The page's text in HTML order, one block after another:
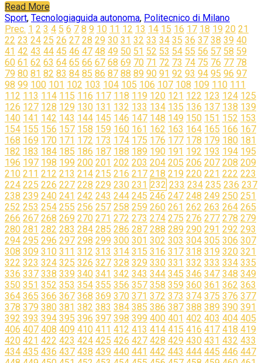
Read More
Sport, Tecnologiaguida autonoma, Politecnico di Milano
Navigazione
articoli
Prec. 1 2 3 4 5 6 7 8 9 10 11 12 13 14 15 16 17 18 19 20 21
22 23 24 25 26 27 28 29 30 31 32 33 34 35 36 37 38 39 40
41 42 43 44 45 46 47 48 49 50 51 52 53 54 55 56 57 58 59
60 61 62 63 64 65 66 67 68 69 70 71 72 73 74 75 76 77 78
79 80 81 82 83 84 85 86 87 88 89 90 91 92 93 94 95 96 97
98 99 100 101 102 103 104 105 106 107 108 109 110 111
112 113 114 115 116 117 118 119 120 121 122 123 124 125
126 127 128 129 130 131 132 133 134 135 136 137 138 139
140 141 142 143 144 145 146 147 148 149 150 151 152 153
154 155 156 157 158 159 160 161 162 163 164 165 166 167
168 169 170 171 172 173 174 175 176 177 178 179 180 181
182 183 184 185 186 187 188 189 190 191 192 193 194 195
196 197 198 199 200 201 202 203 204 205 206 207 208 209
210 211 212 213 214 215 216 217 218 219 220 221 222 223
224 225 226 227 228 229 230 231 232 233 234 235 236 237
238 239 240 241 242 243 244 245 246 247 248 249 250 251
252 253 254 255 256 257 258 259 260 261 262 263 264 265
266 267 268 269 270 271 272 273 274 275 276 277 278 279
280 281 282 283 284 285 286 287 288 289 290 291 292 293
294 295 296 297 298 299 300 301 302 303 304 305 306 307
308 309 310 311 312 313 314 315 316 317 318 319 320 321
322 323 324 325 326 327 328 329 330 331 332 333 334 335
336 337 338 339 340 341 342 343 344 345 346 347 348 349
350 351 352 353 354 355 356 357 358 359 360 361 362 363
364 365 366 367 368 369 370 371 372 373 374 375 376 377
378 379 380 381 382 383 384 385 386 387 388 389 390 391
392 393 394 395 396 397 398 399 400 401 402 403 404 405
406 407 408 409 410 411 412 413 414 415 416 417 418 419
420 421 422 423 424 425 426 427 428 429 430 431 432 433
434 435 436 437 438 439 440 441 442 443 444 445 446 447